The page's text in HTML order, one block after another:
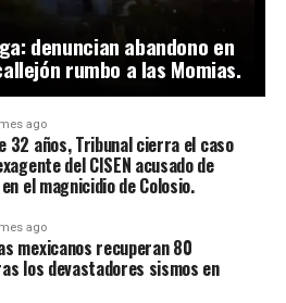
denuncian abandono en
rumbo a las Momias.
ago
32 años, Tribunal cierra el caso
del CISEN acusado de
el magnicidio de Colosio.
ago
mexicanos recuperan 80
los devastadores sismos en